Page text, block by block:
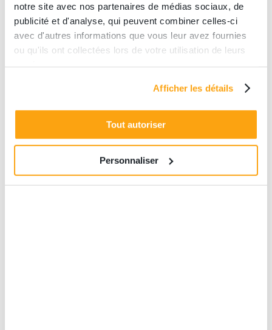
notre site avec nos partenaires de médias sociaux, de
publicité et d'analyse, qui peuvent combiner celles-ci
avec d'autres informations que vous leur avez fournies
ou qu'ils ont collectées lors de votre utilisation de leurs
Afficher les détails
Tout autoriser
Personnaliser
Escape game proche
arrondissement de
arrondissement de Paris ? Ne